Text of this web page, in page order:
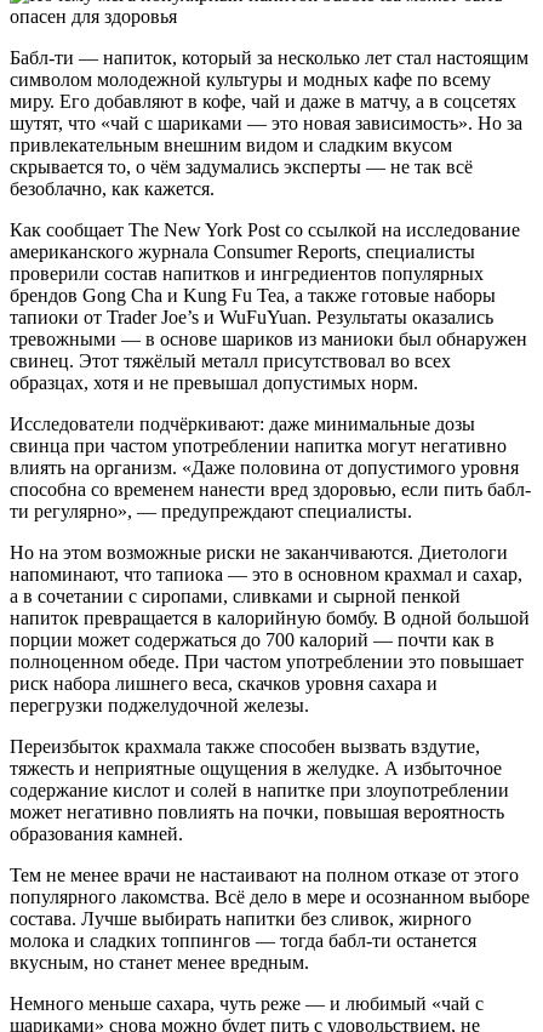
Бабл-ти — напиток, который за несколько лет стал настоящим
символом молодежной культуры и модных кафе по всему
миру. Его добавляют в кофе, чай и даже в матчу, а в соцсетях
шутят, что «чай с шариками — это новая зависимость». Но за
привлекательным внешним видом и сладким вкусом
скрывается то, о чём задумались эксперты — не так всё
безоблачно, как кажется.
Как сообщает The New York Post со ссылкой на исследование
американского журнала Consumer Reports, специалисты
проверили состав напитков и ингредиентов популярных
брендов Gong Cha и Kung Fu Tea, а также готовые наборы
тапиоки от Trader Joe’s и WuFuYuan. Результаты оказались
тревожными — в основе шариков из маниоки был обнаружен
свинец. Этот тяжёлый металл присутствовал во всех
образцах, хотя и не превышал допустимых норм.
Исследователи подчёркивают: даже минимальные дозы
свинца при частом употреблении напитка могут негативно
влиять на организм. «Даже половина от допустимого уровня
способна со временем нанести вред здоровью, если пить бабл-
ти регулярно», — предупреждают специалисты.
Но на этом возможные риски не заканчиваются. Диетологи
напоминают, что тапиока — это в основном крахмал и сахар,
а в сочетании с сиропами, сливками и сырной пенкой
напиток превращается в калорийную бомбу. В одной большой
порции может содержаться до 700 калорий — почти как в
полноценном обеде. При частом употреблении это повышает
риск набора лишнего веса, скачков уровня сахара и
перегрузки поджелудочной железы.
Переизбыток крахмала также способен вызвать вздутие,
тяжесть и неприятные ощущения в желудке. А избыточное
содержание кислот и солей в напитке при злоупотреблении
может негативно повлиять на почки, повышая вероятность
образования камней.
Тем не менее врачи не настаивают на полном отказе от этого
популярного лакомства. Всё дело в мере и осознанном выборе
состава. Лучше выбирать напитки без сливок, жирного
молока и сладких топпингов — тогда бабл-ти останется
вкусным, но станет менее вредным.
Немного меньше сахара, чуть реже — и любимый «чай с
шариками» снова можно будет пить с удовольствием, не